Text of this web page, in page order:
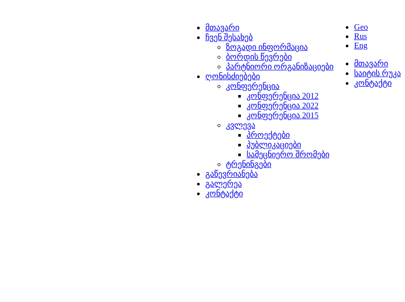
Geo
Rus
Eng
მთავარი
საიტის რუკა
კონტაქტი
მთავარი
ჩვენ შესახებ
ზოგადი ინფორმაცია
ბორდის წევრები
პარტნიორი ორგანიზაციები
ღონისძიებები
კონფერენცია
კონფერენცია 2012
კონფერენცია 2022
კონფერენცია 2015
კვლევა
პროექტები
პუბლიკაციები
სამეცნიერო შრომები
ტრენინგები
გაწევრიანება
გალერეა
კონტაქტი